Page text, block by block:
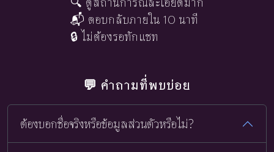
📬 ตอบกลับภายใน 10 นาที
🔒 ไม่ต้องรอทักแชท
💬 คำถามที่พบบ่อย
ต้องบอกชื่อจริงหรือข้อมูลส่วนตัวหรือไม่?